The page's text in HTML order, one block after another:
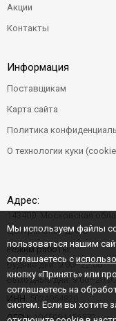
Акции
Контакты
Информация
Поставщикам
Карта сайта
Политика
О технологии куки
Адрес:
Центральная д. 6"Б"
Режим работы:
Будние дни: 9:00–22:00
Выходные дни: 9:00–20:00
ИНН:
ОГРН:1045004456573
Мы используем файлы
пользоваться нашим
соглашаетесь с
кнопку «Принять» или
соглашаетесь на
систем. Если вы хотите